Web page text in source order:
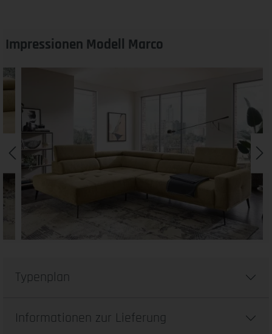
Impressionen Modell Marco
Typenplan
Informationen zur Lieferung